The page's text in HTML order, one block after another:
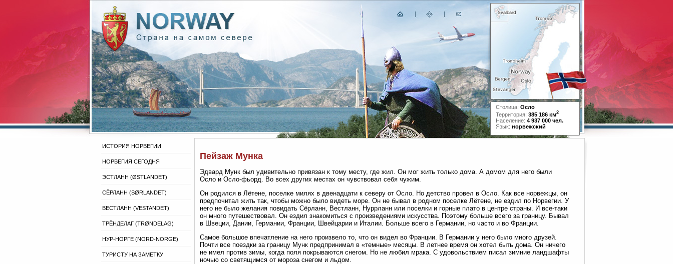
Столица: Осло
Территория: 385 186 км2
Население: 4 937 000 чел.
Язык: норвежский
ИСТОРИЯ НОРВЕГИИ
НОРВЕГИЯ СЕГОДНЯ
ЭСТЛАНН (ØSTLANDET)
СЁРЛАНН (SØRLANDET)
ВЕСТЛАНН (VESTANDET)
ТРЁНДЕЛАГ (TRØNDELAG)
НУР-НОРГЕ (NORD-NORGE)
ТУРИСТУ НА ЗАМЕТКУ
Пейзаж Мунка
Эдвард Мунк был удивительно привязан к тому месту, где жил. Он мог жить только дома. А домом для него были
Осло и Осло-фьорд. Во всех других местах он чувствовал себя чужим.
Он родился в Лётене, поселке милях в двенадцати к северу от Осло. Но детство провел в Осло. Как все норвежцы, он
предпочитал жить так, чтобы можно было видеть море. Он не бывал в родном поселке Лётене, не ездил по Норвегии. У
него не было желания повидать Сёрланн, Вестланн, Нуррланн или поселки и горные плато в центре страны. И все-таки
он много путешествовал. Он ездил знакомиться с произведениями искусства. Поэтому больше всего за границу. Бывал
в Швеции, Дании, Германии, Франции, Швейцарии и Италии. Больше всего в Германии, но часто и во Франции.
Самое большое впечатление на него произвело то, что он видел во Франции. В Германии у него было много друзей.
Почти все поездки за границу Мунк предпринимал в «темные» месяцы. В летнее время он хотел быть дома. Он ничего
не имел против зимы, когда поля покрываются снегом. Но не любил мрака. С удовольствием писал зимние ландшафты
ночью со светящимся от мороза снегом и льдом.